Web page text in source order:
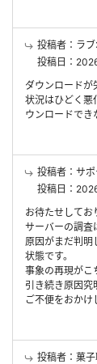
投稿者：ラ
投稿日：
ダウンロードが
状況はひどく悪
ウンロードでき
投稿者：サ
投稿日：
お待たせしてお
サーバーの調査
原因がまだ判明
状態です。
事象の再現がこ
引き続き原因究
ご不便をおかけ
投稿者：菓